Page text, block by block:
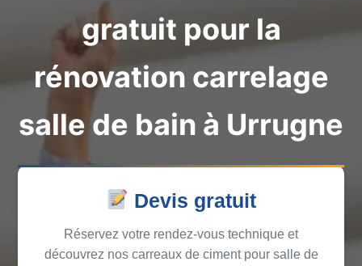
gratuit pour la
rénovation carrelage
salle de bain à Urrugne
Devis gratuit
Réservez votre rendez-vous technique et
découvrez nos carreaux de ciment pour salle de